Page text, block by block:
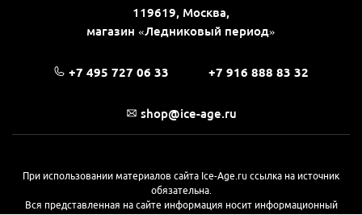
119619, Москва,
магазин «Ледниковый период»
+7 495 727 06 33 +7 916 888 83 32
shop@ice-age.ru
При использовании материалов сайта Ice-Age.ru ссылка на источник
обязательна.
Вся представленная на сайте информация носит информационный